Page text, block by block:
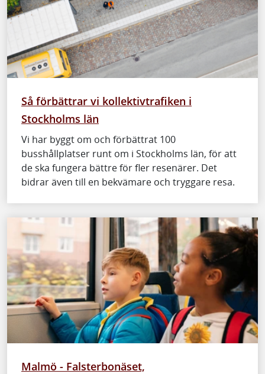
Så förbättrar vi kollektivtrafiken i
Stockholms län
Vi har byggt om och förbättrat 100
busshållplatser runt om i Stockholms län, för att
de ska fungera bättre för fler resenärer. Det
bidrar även till en bekvämare och tryggare resa.
Malmö - Falsterbonäset,